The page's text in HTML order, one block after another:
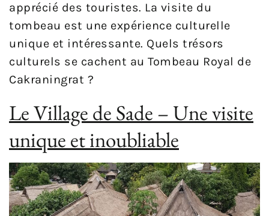
apprécié des touristes. La visite du
tombeau est une expérience culturelle
unique et intéressante. Quels trésors
culturels se cachent au Tombeau Royal de
Cakraningrat ?
Le Village de Sade – Une visite
unique et inoubliable